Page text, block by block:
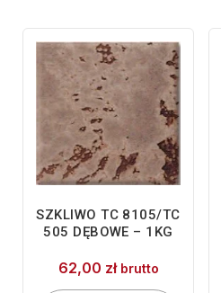
SZKLIWO TC 8105/TC
505 DĘBOWE – 1KG
62,00 zł brutto